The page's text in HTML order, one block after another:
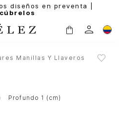
diseños en preventa |
Manillas Y Llaveros
profundo 1 (cm)